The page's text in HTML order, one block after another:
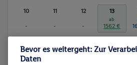
10
-
11
-
12
-
13
ab
1562 €
-
Bevor es weitergeht: Zur
Daten